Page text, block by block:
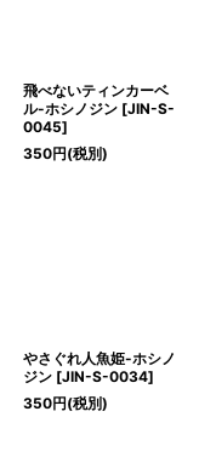
飛べないティンカーベ
ル-ホシノジン [JIN-S-
0045]
350円(税別)
やさぐれ人魚姫-ホシノ
ジン [JIN-S-0034]
350円(税別)